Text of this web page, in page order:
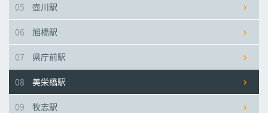
市立病院前駅
市立病院前駅
市立病院前駅
05 壺川駅
06 旭橋駅
07 県庁前駅
08 美栄橋駅
09 牧志駅